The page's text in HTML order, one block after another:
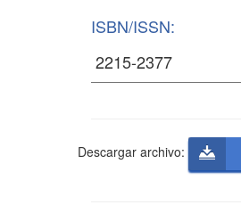
ISBN/ISSN:
Descargar archivo: